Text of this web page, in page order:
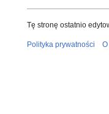
Tę stronę ostatnio
Polityka prywatności